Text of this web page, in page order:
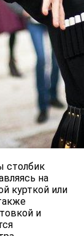
столбик
на
курткой или
и